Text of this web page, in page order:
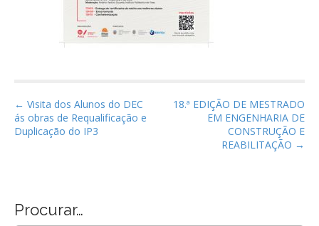
P
o
v
← Visita dos Alunos do DEC
ás obras de Requalificação e
Duplicação do IP3
18.ª EDIÇÃO DE MESTRADO
EM ENGENHARIA DE
CONSTRUÇÃO E
REABILITAÇÃO →
Procurar…